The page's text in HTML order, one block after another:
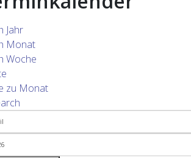
Jahr
Monat
Woche
zu Monat